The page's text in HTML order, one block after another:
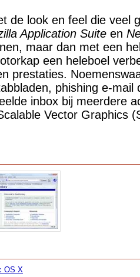
de look en feel die veel
Application Suite en
maar dan met een
een heleboel
prestaties.
phishing e-mail
inbox bij meerdere
Vector Graphics
OS X